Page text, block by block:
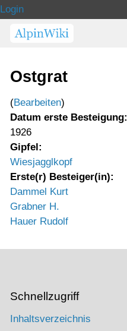
Login
Ostgrat
(Bearbeiten)
Datum erste Besteigung:
1926
Gipfel:
Wiesjagglkopf
Erste(r) Besteiger(in):
Dammel Kurt
Grabner H.
Hauer Rudolf
Schnellzugriff
Inhaltsverzeichnis